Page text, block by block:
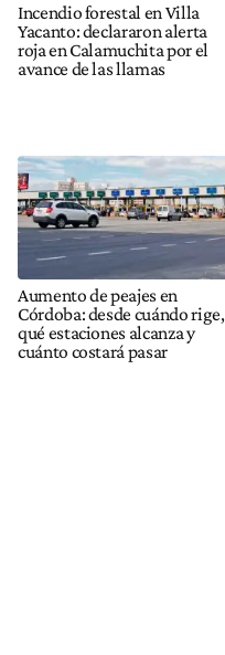
Incendio forestal en Villa
Yacanto: declararon alerta
roja en Calamuchita por el
avance de las llamas
Aumento de peajes en
Córdoba: desde cuándo rige,
qué estaciones alcanza y
cuánto costará pasar